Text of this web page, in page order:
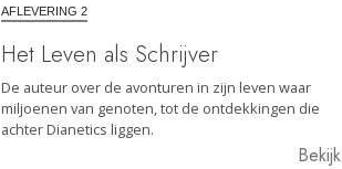
AFLEVERING 2
Het Leven als Schrijver
De auteur over de avonturen in zijn leven waar
miljoenen van genoten, tot de ontdekkingen die
achter Dianetics liggen.
Bekijk